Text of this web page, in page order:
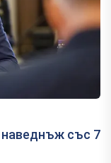
със 7